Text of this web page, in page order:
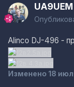
UA9UEM
Alinco DJ-496 -
Изменено 18